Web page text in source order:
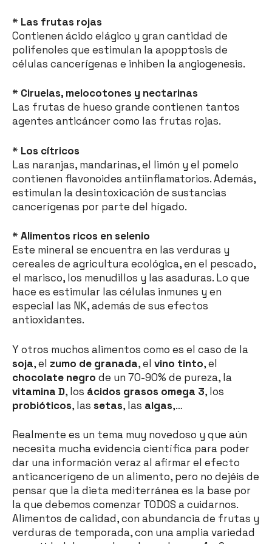
* Las frutas rojas
Contienen ácido elágico y gran cantidad de
polifenoles que estimulan la apopptosis de
células cancerígenas e inhiben la angiogenesis.
* Ciruelas, melocotones y nectarinas
Las frutas de hueso grande contienen tantos
agentes anticáncer como las frutas rojas.
* Los cítricos
Las naranjas, mandarinas, el limón y el pomelo
contienen flavonoides antiinflamatorios. Además,
estimulan la desintoxicación de sustancias
cancerígenas por parte del hígado.
* Alimentos ricos en selenio
Este mineral se encuentra en las verduras y
cereales de agricultura ecológica, en el pescado,
el marisco, los menudillos y las asaduras. Lo que
hace es estimular las células inmunes y en
especial las NK, además de sus efectos
antioxidantes.
Y otros muchos alimentos como es el caso de la
soja, el zumo de granada, el vino tinto, el
chocolate negro de un 70-90% de pureza, la
vitamina D, los ácidos grasos omega 3, los
probióticos, las setas, las algas,…
Realmente es un tema muy novedoso y que aún
necesita mucha evidencia científica para poder
dar una información veraz al afirmar el efecto
anticancerígeno de un alimento, pero no dejéis de
pensar que la dieta mediterránea es la base por
la que debemos comenzar TODOS a cuidarnos.
Alimentos de calidad, con abundancia de frutas y
verduras de temporada, con una amplia variedad